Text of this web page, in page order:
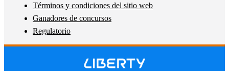
Términos y condiciones del sitio web
Ganadores de concursos
Regulatorio